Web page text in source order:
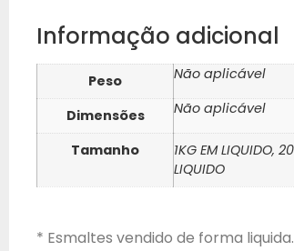
Informação adicional
Peso Não aplicável
Dimensões Não aplicável
Tamanho
1KG EM LIQUIDO,
LIQUIDO
* Esmaltes vendido de forma liquida.